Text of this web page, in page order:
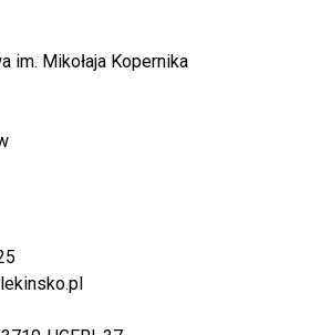
im. Mikołaja Kopernika